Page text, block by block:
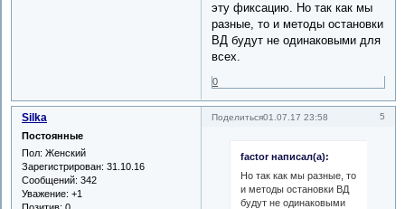
эту фиксацию. Но так как мы
разные, то и методы остановки
ВД будут не одинаковыми для
всех.
0
Поделиться 5
01.07.17 23:58
Silka
Постоянные
Пол: Женский
Зарегистрирован: 31.10.16
Сообщений: 342
Уважение: +1
factor написал(а):
Но так как мы разные, то
и методы остановки ВД
будут не одинаковыми